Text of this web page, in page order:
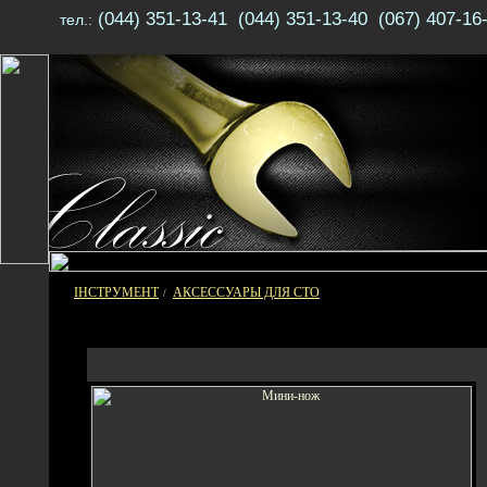
тел.: (044) 351-13-41 (044) 351-13-40 (067) 407-
ІНСТРУМЕНТ / АКСЕССУАРЫ ДЛЯ СТО